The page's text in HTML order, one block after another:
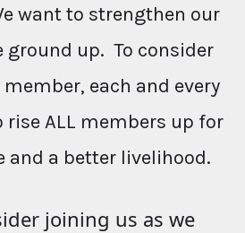
want to strengthen our
ground up. To consider
member, each and every
rise ALL members up for
and a better livelihood.
joining us as we